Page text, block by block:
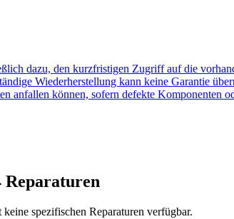
dazu, den kurzfristigen Zugriff auf die
Wiederherstellung kann keine Garantie
anfallen können, sofern defekte Komponenten
Reparaturen
spezifischen Reparaturen verfügbar.